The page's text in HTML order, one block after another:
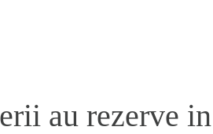
au rezerve